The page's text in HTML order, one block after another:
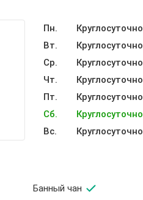
Пн.
Круглосуточно
Вт.
Круглосуточно
Ср.
Круглосуточно
Чт.
Круглосуточно
Пт.
Круглосуточно
Сб.
Круглосуточно
Вс.
Круглосуточно
Банный чан